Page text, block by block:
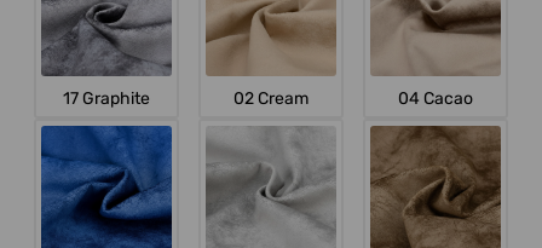
17 Graphite 02 Cream 04 Cacao